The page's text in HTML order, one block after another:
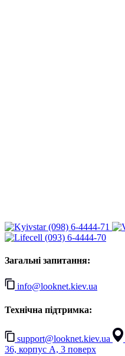
(098) 6-4444-71
(093) 6-4444-70
Загальні запитання:
info@looknet.kiev.ua
Технічна підтримка:
support@looknet.kiev.ua
36, корпус А, 3 поверх